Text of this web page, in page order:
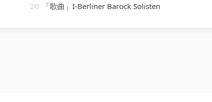
20 「歌曲」I-Berliner Barock Solisten